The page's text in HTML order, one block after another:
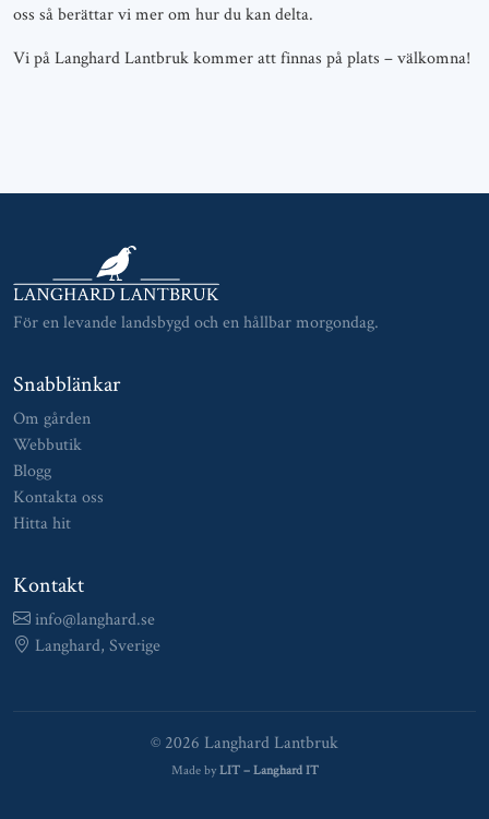
oss så berättar vi mer om hur du kan delta.
Vi på Langhard Lantbruk kommer att finnas på plats – välkomna!
För en levande landsbygd och en hållbar morgondag.
Snabblänkar
Om gården
Webbutik
Blogg
Kontakta oss
Hitta hit
Kontakt
info@langhard.se
Langhard, Sverige
© 2026 Langhard Lantbruk
Made by LIT – Langhard IT